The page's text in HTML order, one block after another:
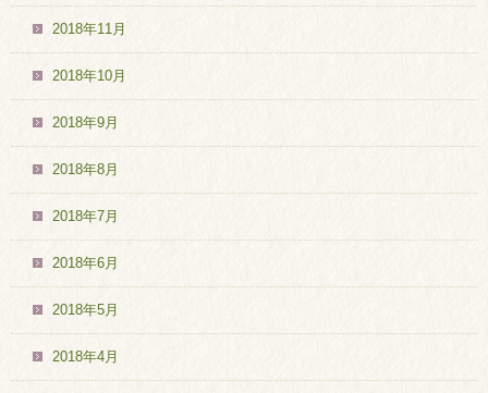
2018年11月
2018年10月
2018年9月
2018年8月
2018年7月
2018年6月
2018年5月
2018年4月